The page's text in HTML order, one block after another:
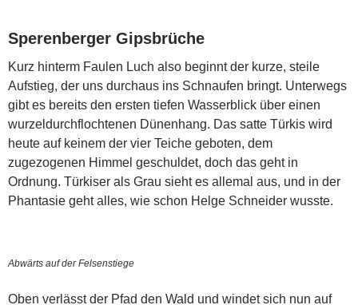
Sperenberger Gipsbrüche
Kurz hinterm Faulen Luch also beginnt der kurze, steile
Aufstieg, der uns durchaus ins Schnaufen bringt. Unterwegs
gibt es bereits den ersten tiefen Wasserblick über einen
wurzeldurchflochtenen Dünenhang. Das satte Türkis wird
heute auf keinem der vier Teiche geboten, dem
zugezogenen Himmel geschuldet, doch das geht in
Ordnung. Türkiser als Grau sieht es allemal aus, und in der
Phantasie geht alles, wie schon Helge Schneider wusste.
Abwärts auf der Felsenstiege
Oben verlässt der Pfad den Wald und windet sich nun auf